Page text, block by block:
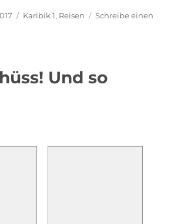
Kategorien
Karibik 1, Reisen
Schreibe einen
Und so